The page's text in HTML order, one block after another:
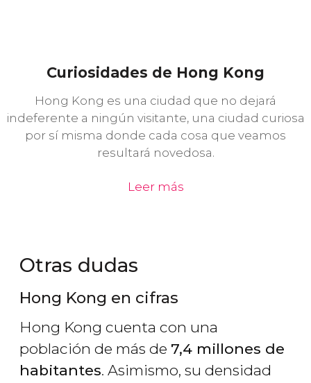
Curiosidades de Hong Kong
Hong Kong es una ciudad que no dejará
indeferente a ningún visitante, una ciudad curiosa
por sí misma donde cada cosa que veamos
resultará novedosa.
Leer más
Otras dudas
Hong Kong en cifras
Hong Kong cuenta con una
población de más de 7,4 millones de
habitantes. Asimismo, su densidad